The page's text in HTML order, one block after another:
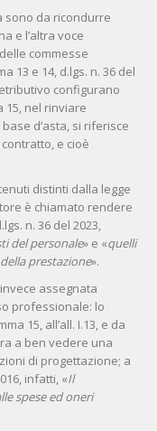
sono da ricondurre
e l’altra voce
commesse
13 e 14, d.lgs. n. 36 del
configurano
15, nel rinviare
d’asta, si riferisce
e cioè
distinti dalla legge
è chiamato rendere
n. 36 del 2023,
del personale» e «quelli
prestazione».
assegnata
professionale: lo
15, all’all. I.13, e da
a ben vedere una
di progettazione; a
infatti, «Il
spese ed oneri